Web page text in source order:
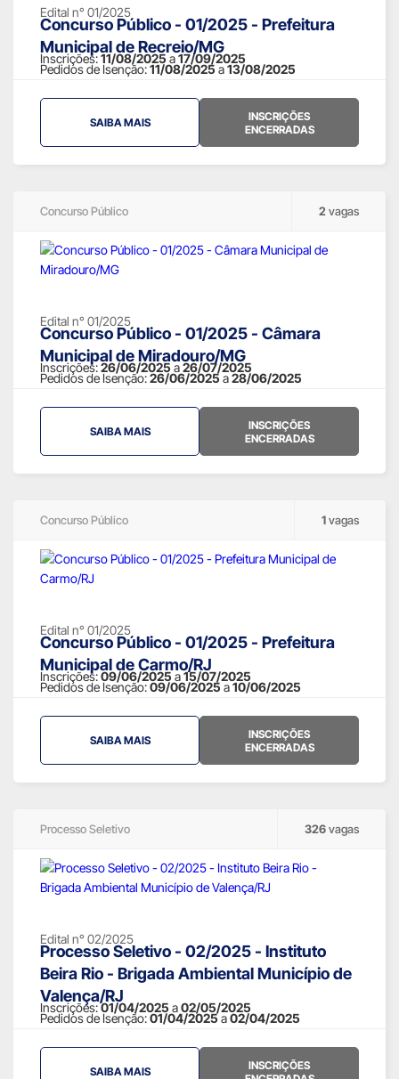
Edital n° 01/2025
Concurso Público - 01/2025 - Prefeitura
Municipal de Recreio/MG
Inscrições:11/08/2025 a17/09/2025
Pedidos de Isenção:11/08/2025 a13/08/2025
SAIBA MAIS
INSCRIÇÕES
ENCERRADAS
Concurso Público 2vagas
Edital n° 01/2025
Concurso Público - 01/2025 - Câmara
Municipal de Miradouro/MG
Inscrições:26/06/2025 a26/07/2025
Pedidos de Isenção:26/06/2025 a28/06/2025
SAIBA MAIS
INSCRIÇÕES
ENCERRADAS
Concurso Público 1vagas
Edital n° 01/2025
Concurso Público - 01/2025 - Prefeitura
Municipal de Carmo/RJ
Inscrições:09/06/2025 a15/07/2025
Pedidos de Isenção:09/06/2025 a10/06/2025
SAIBA MAIS
INSCRIÇÕES
ENCERRADAS
Processo Seletivo 326vagas
Edital n° 02/2025
Processo Seletivo - 02/2025 - Instituto
Beira Rio - Brigada Ambiental Município de
Valença/RJ
Inscrições:01/04/2025 a02/05/2025
Pedidos de Isenção:01/04/2025a02/04/2025
SAIBA MAIS
INSCRIÇÕES